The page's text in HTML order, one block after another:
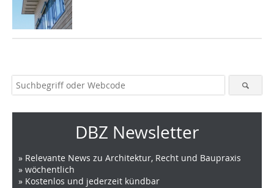
DBZ Newsletter
» Relevante News zu Architektur, Recht und Baupraxis
» wöchentlich
» Kostenlos und jederzeit kündbar